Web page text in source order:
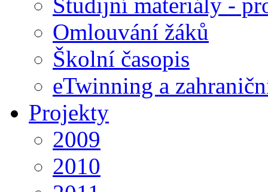
Studijní materiály -
Omlouvání žáků
Školní časopis
eTwinning a
Projekty
2009
2010